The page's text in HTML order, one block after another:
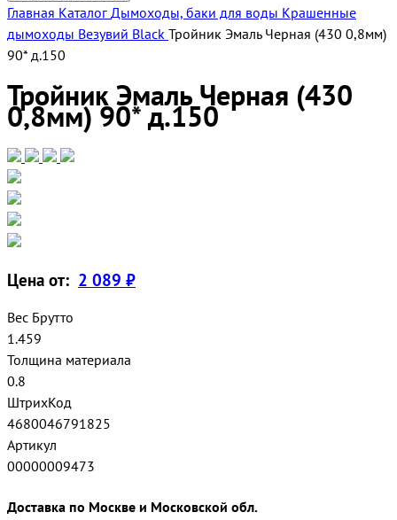
Главная Каталог Дымоходы, баки для воды Крашенные
дымоходы Везувий Black Тройник Эмаль Черная (430 0,8мм)
90* д.150
Тройник Эмаль Черная (430
0,8мм) 90* д.150
Цена от: 2 089 ₽
Вес Брутто
1.459
Толщина материала
0.8
ШтрихКод
4680046791825
Артикул
00000009473
Доставка по Москве и Московской обл.